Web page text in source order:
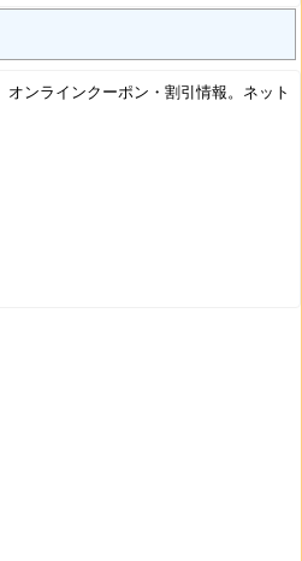
オンラインクーポン・割引情報。ネット